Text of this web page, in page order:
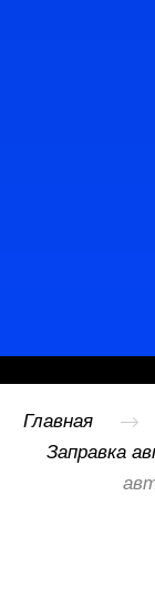
Главная
Заправка